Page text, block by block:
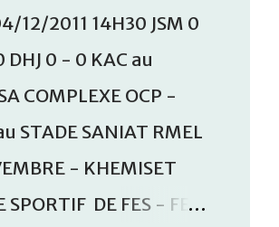
12/2011 14H30 JSM 0
DHJ 0 - 0 KAC au
COMPLEXE OCP -
STADE SANIAT RMEL
- KHEMISET
DE FES - FES